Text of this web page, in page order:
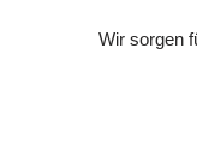
Wir sorgen